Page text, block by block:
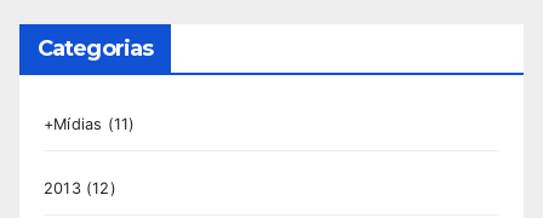
Categorias
+Mídias (11)
2013(12)